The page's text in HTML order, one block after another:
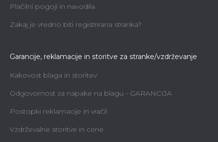
Plačilni pogoji in navodila
Zakaj je vredno biti registrirana stranka?
Garancije, reklamacije in storitve za stranke/vzdrževanje
Kakovost blaga in storitev
Odgovornost za napake na blagu - GARANCIJA
Postopki reklamacije in vračil
Vzdrževalne storitve in cene